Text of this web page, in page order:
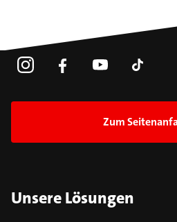
Zum
Unsere Lösungen